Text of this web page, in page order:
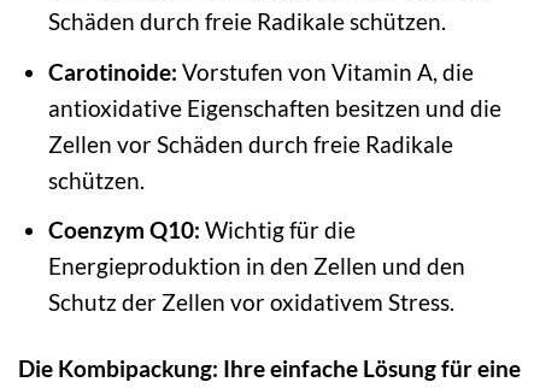
Schäden durch freie Radikale schützen.
Carotinoide: Vorstufen von Vitamin A, die
antioxidative Eigenschaften besitzen und die
Zellen vor Schäden durch freie Radikale
schützen.
Coenzym Q10: Wichtig für die
Energieproduktion in den Zellen und den
Schutz der Zellen vor oxidativem Stress.
Die Kombipackung: Ihre einfache Lösung für eine